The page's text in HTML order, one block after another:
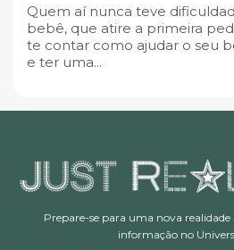
Quem aí nunca teve
bebê, que atire a primeira
te contar como ajudar o seu
e ter uma...
Prepare-se para uma nova
informação no